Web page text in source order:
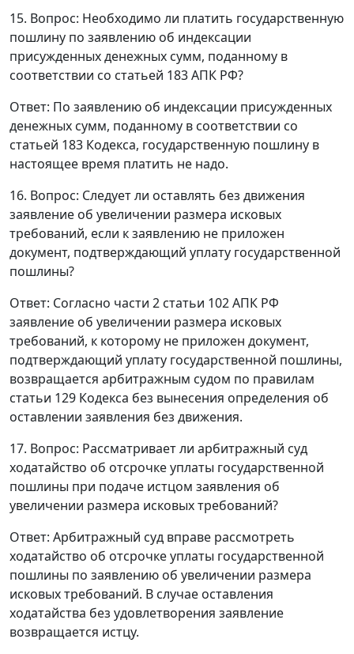
15. Вопрос: Необходимо ли платить государственную
пошлину по заявлению об индексации
присужденных денежных сумм, поданному в
соответствии со статьей 183АПК РФ?
Ответ: По заявлению об индексации присужденных
денежных сумм, поданному в соответствии со
статьей 183 Кодекса, государственную пошлину в
настоящее время платить не надо.
16. Вопрос: Следует ли оставлять без движения
заявление об увеличении размера исковых
требований, если к заявлению не приложен
документ, подтверждающий уплату государственной
пошлины?
Ответ: Согласно части 2 статьи 102АПК РФ
заявление об увеличении размера исковых
требований, к которому не приложен документ,
подтверждающий уплату государственной пошлины,
возвращается арбитражным судом по правилам
статьи 129 Кодекса без вынесения определения об
оставлении заявления без движения.
17. Вопрос: Рассматривает ли арбитражный суд
ходатайство об отсрочке уплаты государственной
пошлины при подаче истцом заявления об
увеличении размера исковых требований?
Ответ: Арбитражный суд вправе рассмотреть
ходатайство об отсрочке уплаты государственной
пошлины по заявлению об увеличении размера
исковых требований. В случае оставления
ходатайства без удовлетворения заявление
возвращается истцу.